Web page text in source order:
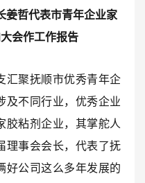
姜哲代表市青年企业家
会作工作报告
汇聚抚顺市优秀青年企
及不同行业，优秀企业
胶粘剂企业，其掌舵人
理事会会长，代表了抚
好公司这么多年发展的